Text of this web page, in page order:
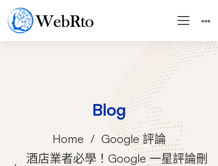
Blog
Home
Google 評論
酒店業者必學！Google 一星評論刪